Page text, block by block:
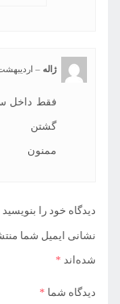
ژاله – اردیبهشت 20,
فقط داخل
گشتن
ممنون
دیدگاه خود را بنویسید
نشانی ایمیل شما
شده‌اند *
دیدگاه شما *